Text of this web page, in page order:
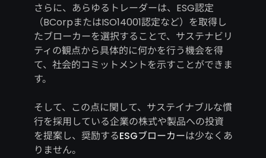
さらに、あらゆるトレーダーは、ESG認定
（BCorpまたはISO14001認定など）を取得し
たブローカーを選択することで、サステナビリ
ティの観点から具体的に何かを行う機会を得
て、社会的コミットメントを示すことができま
す。
そして、この点に関して、サステイナブルな慣
行を採用している企業の株式や製品への投資
を提案し、奨励するESGブローカーは少なくあ
りません。